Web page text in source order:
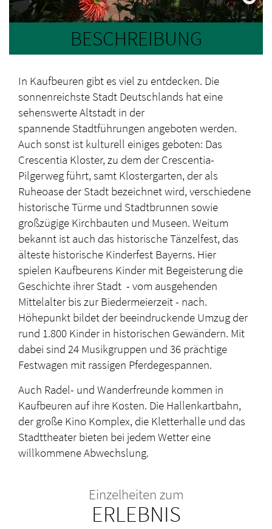
BESCHREIBUNG
In Kaufbeuren gibt es viel zu entdecken. Die
sonnenreichste Stadt Deutschlands hat eine
sehenswerte Altstadt in der
spannende Stadtführungen angeboten werden.
Auch sonst ist kulturell einiges geboten: Das
Crescentia Kloster, zu dem der Crescentia-
Pilgerweg führt, samt Klostergarten, der als
Ruheoase der Stadt bezeichnet wird, verschiedene
historische Türme und Stadtbrunnen sowie
großzügige Kirchbauten und Museen. Weitum
bekannt ist auch das historische Tänzelfest, das
älteste historische Kinderfest Bayerns. Hier
spielen Kaufbeurens Kinder mit Begeisterung die
Geschichte ihrer Stadt - vom ausgehenden
Mittelalter bis zur Biedermeierzeit - nach.
Höhepunkt bildet der beeindruckende Umzug der
rund 1.800 Kinder in historischen Gewändern. Mit
dabei sind 24 Musikgruppen und 36 prächtige
Festwagen mit rassigen Pferdegespannen.
Auch Radel- und Wanderfreunde kommen in
Kaufbeuren auf ihre Kosten. Die Hallenkartbahn,
der große Kino Komplex, die Kletterhalle und das
Stadttheater bieten bei jedem Wetter eine
willkommene Abwechslung.
Einzelheiten zum
ERLEBNIS